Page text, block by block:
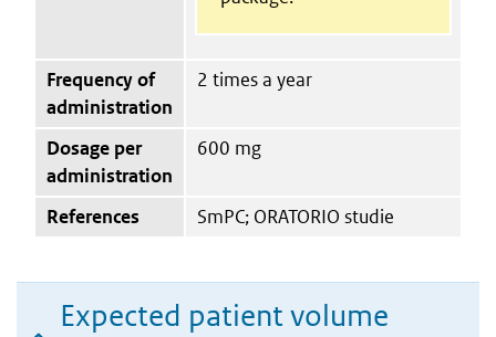
Frequency of
administration
2 times a year
Dosage per
administration
600 mg
References SmPC; ORATORIO studie
Expected patient volume